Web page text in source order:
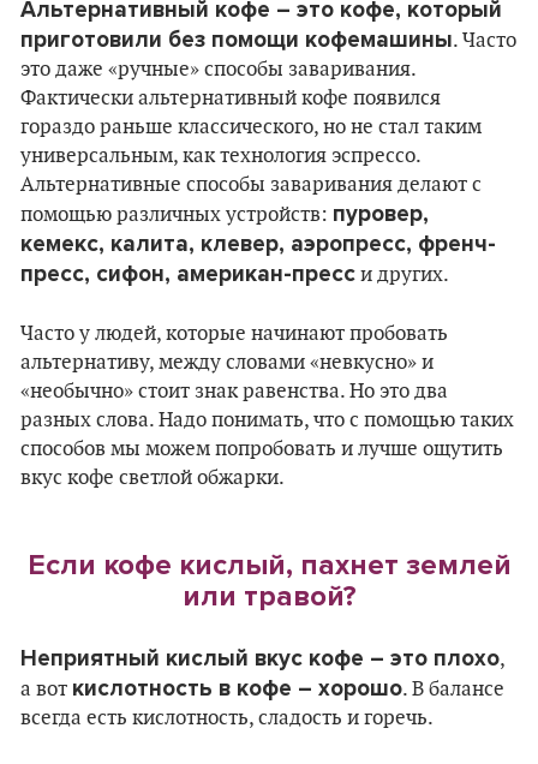
Альтернативный кофе – это кофе, который
приготовили без помощи кофемашины. Часто
это даже «ручные» способы заваривания.
Фактически альтернативный кофе появился
гораздо раньше классического, но не стал таким
универсальным, как технология эспрессо.
Альтернативные способы заваривания делают с
помощью различных устройств: пуровер,
кемекс, калита, клевер, аэропресс, френч-
пресс, сифон, американ-пресс и других.
Часто у людей, которые начинают пробовать
альтернативу, между словами «невкусно» и
«необычно» стоит знак равенства. Но это два
разных слова. Надо понимать, что с помощью таких
способов мы можем попробовать и лучше ощутить
вкус кофе светлой обжарки.
Если кофе кислый, пахнет землей
или травой?
Неприятный кислый вкус кофе – это плохо,
а вот кислотность в кофе – хорошо. В балансе
всегда есть кислотность, сладость и горечь.